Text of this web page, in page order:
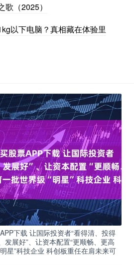
（2025）
以下电脑？真相藏在体验里
下载 让国际投资者“看得清、投得
发展好”、让资本配置“更顺畅、更高
星”科技企业 科创板重任在肩未来可